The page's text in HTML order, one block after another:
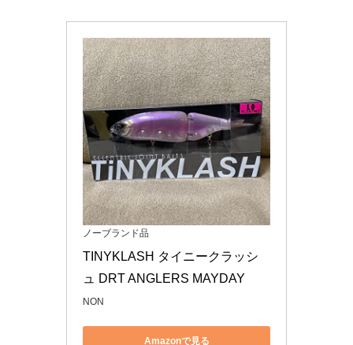
ノーブランド品
TINYKLASH タイニークラッシ
ュ DRT ANGLERS MAYDAY
NON
Amazonで見る